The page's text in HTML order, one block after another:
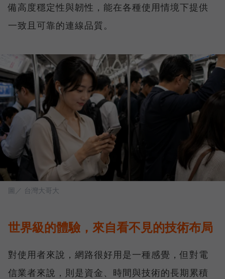
備高度穩定性與韌性，能在各種使用情境下提供
一致且可靠的連線品質。
圖／ 台灣大哥大
世界級的體驗，來自看不見的技術布局
對使用者來說，網路很好用是一種感覺，但對電
信業者來說，則是資金、時間與技術的長期累積